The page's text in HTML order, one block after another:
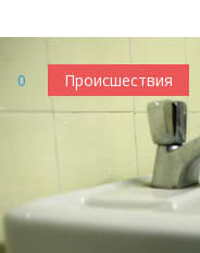
0 Происшествия